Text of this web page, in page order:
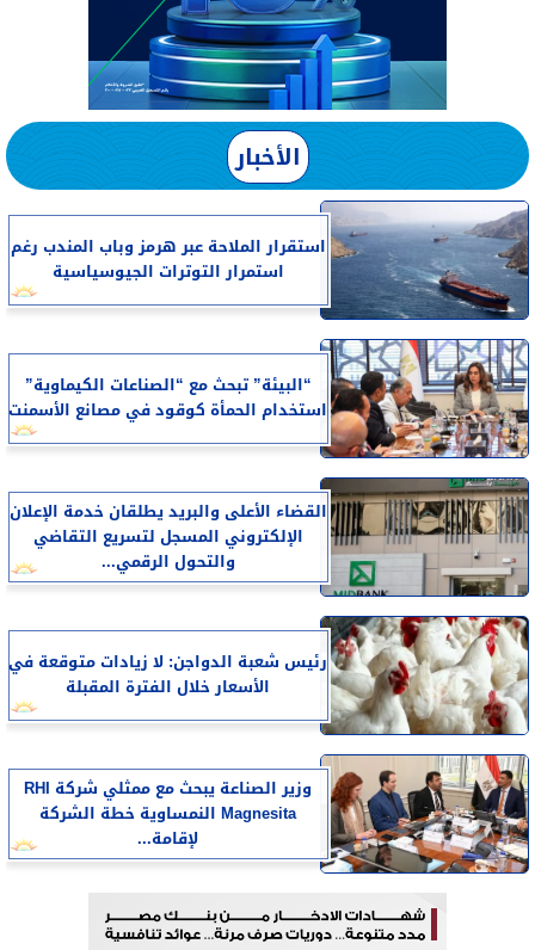
الأخبار
استقرار الملاحة عبر هرمز وباب المندب رغم
استمرار التوترات الجيوسياسية
“البيئة” تبحث مع “الصناعات الكيماوية”
استخدام الحمأة كوقود في مصانع الأسمنت
القضاء الأعلى والبريد يطلقان خدمة الإعلان
الإلكتروني المسجل لتسريع التقاضي
والتحول الرقمي...
رئيس شعبة الدواجن: لا زيادات متوقعة في
الأسعار خلال الفترة المقبلة
وزير الصناعة يبحث مع ممثلي شركة RHI
Magnesita النمساوية خطة الشركة
لإقامة...